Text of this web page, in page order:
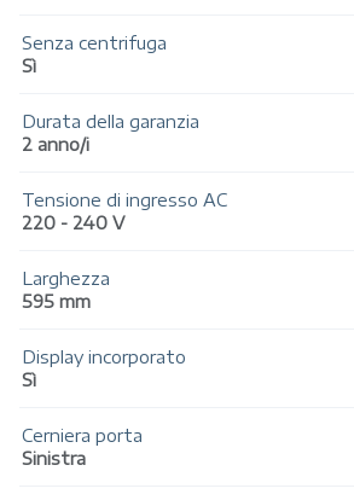
Senza centrifuga
Sì
Durata della garanzia
2 anno/i
Tensione di ingresso AC
220 - 240 V
Larghezza
595 mm
Display incorporato
Sì
Cerniera porta
Sinistra